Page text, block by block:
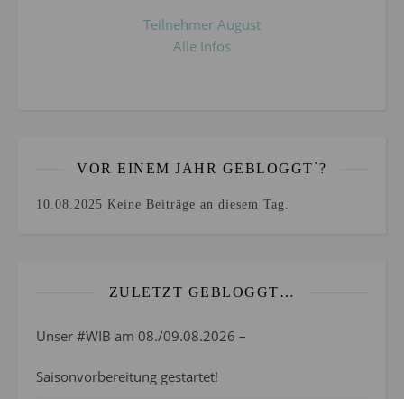
Teilnehmer August
Alle Infos
VOR EINEM JAHR GEBLOGGT`?
10.08.2025 Keine Beiträge an diesem Tag.
ZULETZT GEBLOGGT…
Unser #WIB am 08./09.08.2026 –
Saisonvorbereitung gestartet!